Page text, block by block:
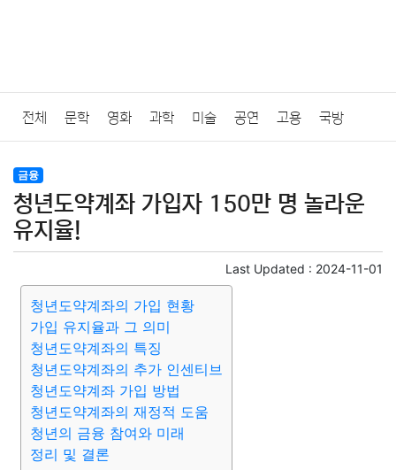
전체 문학 영화 과학 미술 공연 고용 국방
법률
질병 가요 방송 일상 주식 암호화폐 블록체인
미용 증권 인테리어
요리 상품리뷰 원예 금융
대출 자동차 취미 여행 맛집
종교 사회 정치 건강 의료
부동산 외국어
금융
청년도약계좌 가입자 150만 명 놀라운
유지율!
Last Updated : 2024-11-01
청년도약계좌의 가입 현황
가입 유지율과 그 의미
청년도약계좌의 특징
청년도약계좌의 추가 인센티브
청년도약계좌 가입 방법
청년도약계좌의 재정적 도움
청년의 금융 참여와 미래
정리 및 결론